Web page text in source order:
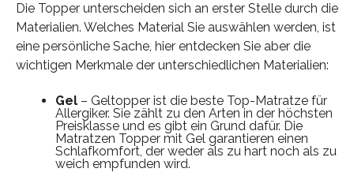
Die Topper unterscheiden sich an erster Stelle durch die
Materialien. Welches Material Sie auswählen werden, ist
eine persönliche Sache, hier entdecken Sie aber die
wichtigen Merkmale der unterschiedlichen Materialien:
Gel – Geltopper ist die beste Top-Matratze für
Allergiker. Sie zählt zu den Arten in der höchsten
Preisklasse und es gibt ein Grund dafür. Die
Matratzen Topper mit Gel garantieren einen
Schlafkomfort, der weder als zu hart noch als zu
weich empfunden wird.